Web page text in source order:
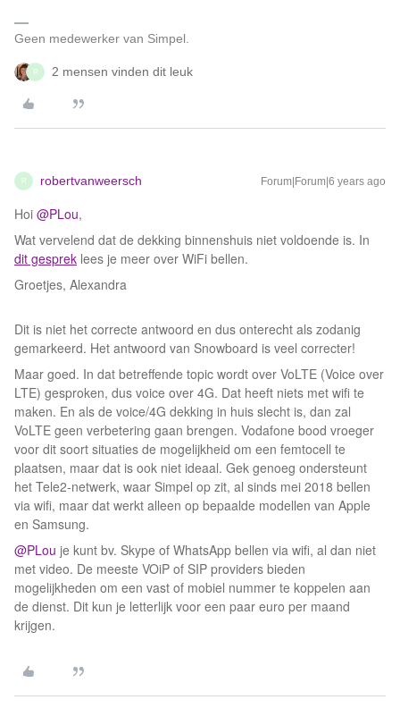
Geen medewerker van Simpel.
R 2 mensen vinden dit leuk
R robertvanweersch Forum|Forum|6 years ago
Hoi @PLou,
Wat vervelend dat de dekking binnenshuis niet voldoende is. In
dit gesprek lees je meer over WiFi bellen.
Groetjes, Alexandra
Dit is niet het correcte antwoord en dus onterecht als zodanig
gemarkeerd. Het antwoord van Snowboard is veel correcter!
Maar goed. In dat betreffende topic wordt over VoLTE (Voice over
LTE) gesproken, dus voice over 4G. Dat heeft niets met wifi te
maken. En als de voice/4G dekking in huis slecht is, dan zal
VoLTE geen verbetering gaan brengen. Vodafone bood vroeger
voor dit soort situaties de mogelijkheid om een femtocell te
plaatsen, maar dat is ook niet ideaal. Gek genoeg ondersteunt
het Tele2-netwerk, waar Simpel op zit, al sinds mei 2018 bellen
via wifi, maar dat werkt alleen op bepaalde modellen van Apple
en Samsung.
@PLou je kunt bv. Skype of WhatsApp bellen via wifi, al dan niet
met video. De meeste VOiP of SIP providers bieden
mogelijkheden om een vast of mobiel nummer te koppelen aan
de dienst. Dit kun je letterlijk voor een paar euro per maand
krijgen.